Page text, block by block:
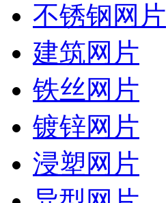
不锈钢网片
建筑网片
铁丝网片
镀锌网片
浸塑网片